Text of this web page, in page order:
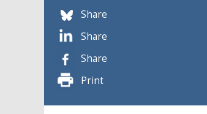
Share
Share
Share
Print